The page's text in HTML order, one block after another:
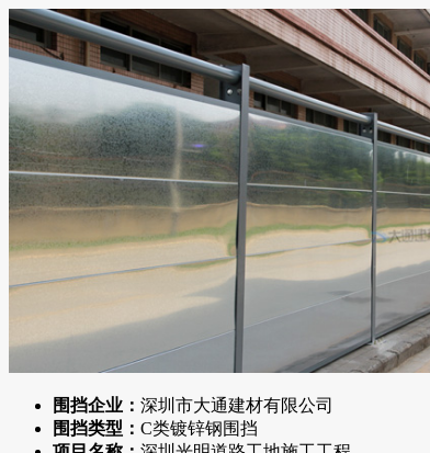
围挡企业： 深圳市大通建材有限公司
围挡类型： C类镀锌钢围挡